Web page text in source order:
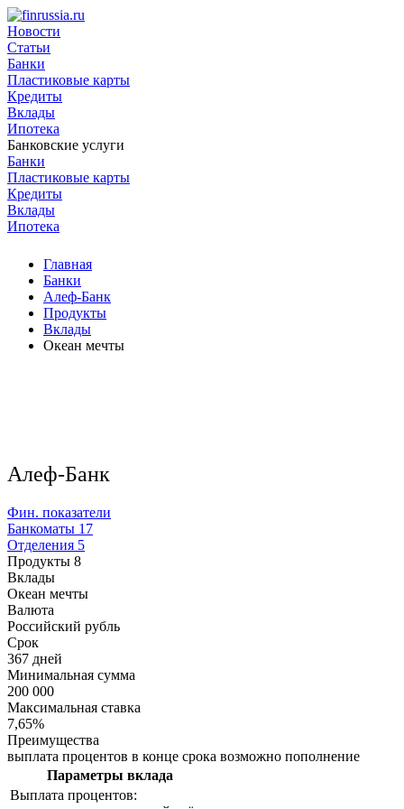
Новости
Статьи
Банки
Пластиковые карты
Кредиты
Вклады
Ипотека
Банковские услуги
Банки
Пластиковые карты
Кредиты
Вклады
Ипотека
Главная
Банки
Алеф-Банк
Продукты
Вклады
Океан мечты
Алеф-Банк
Фин. показатели
Банкоматы 17
Отделения 5
Продукты 8
Вклады
Океан мечты
Валюта
Российский рубль
Срок
367 дней
Минимальная сумма
200 000
Максимальная ставка
7,65%
Преимущества
выплата процентов в конце срока возможно пополнение
Параметры вклада
Выплата процентов: